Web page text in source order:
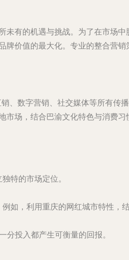
有的机遇与挑战。为了在市场
价值的最大化。专业的整合营
、数字营销、社交媒体等所有传
场，结合巴渝文化特色与消费
特的市场定位。
如，利用重庆的网红城市特性，
分投入都产生可衡量的回报。